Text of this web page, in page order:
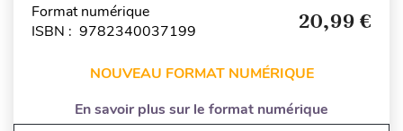
Format numérique
ISBN : 9782340037199
20,99 €
NOUVEAU FORMAT NUMÉRIQUE
En savoir plus sur le format numérique